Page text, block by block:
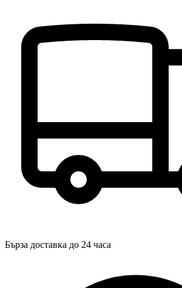
Бърза доставка до 24 часа